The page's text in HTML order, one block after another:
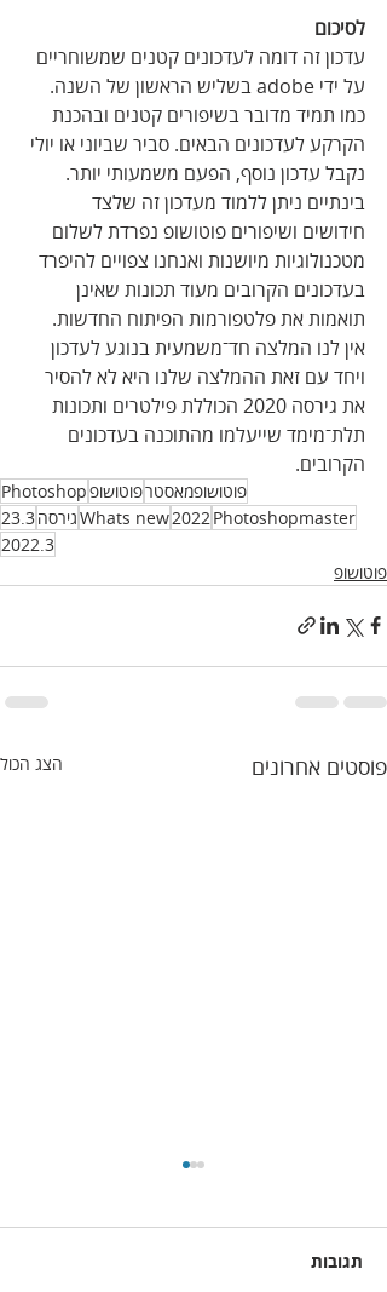
לסיכום
עדכון זה דומה לעדכונים קטנים שמשוחריים
על ידי adobe בשליש הראשון של השנה.
כמו תמיד מדובר בשיפורים קטנים ובהכנת
הקרקע לעדכונים הבאים. סביר שביוני או יולי
נקבל עדכון נוסף, הפעם משמעותי יותר.
בינתיים ניתן ללמוד מעדכון זה שלצד
חידושים ושיפורים פוטושופ נפרדת לשלום
מטכנולוגיות מיושנות ואנחנו צפויים להיפרד
בעדכונים הקרובים מעוד תכונות שאינן
תואמות את פלטפורמות הפיתוח החדשות.
אין לנו המלצה חד־משמעית בנוגע לעדכון
ויחד עם זאת ההמלצה שלנו היא לא להסיר
את גירסה 2020 הכוללת פילטרים ותכונות
תלת־מימד שייעלמו מהתוכנה בעדכונים
הקרובים.
פוטושופמאסטרפוטושופPhotoshop
Photoshopmaster
2022
Whats newגירסה23.3
2022.3
פוטושופ
פוסטים אחרונים הצג הכול
תגובות